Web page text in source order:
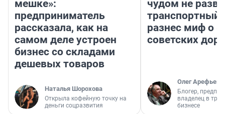
мешке»:
предприниматель
рассказала, как на
самом деле устроен
бизнес со складами
дешевых товаров
Наталья Шорохова
Открыла кофейную точку на
деньги соцразвития
чудом не
транспортный
разнес миф о
советских
Олег Арефьев
Блогер,
владелец в
бизнесе